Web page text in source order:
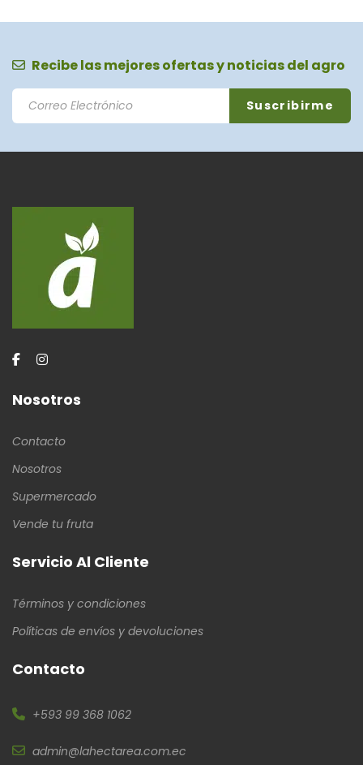
Recibe las mejores ofertas y noticias del agro
Nosotros
Contacto
Nosotros
Supermercado
Vende tu fruta
Servicio Al Cliente
Términos y condiciones
Políticas de envíos y devoluciones
Contacto
+593 99 368 1062
admin@lahectarea.com.ec